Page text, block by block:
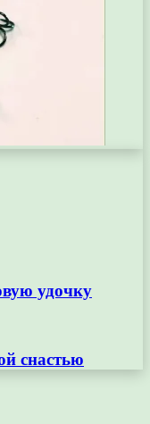
удочку
снастью